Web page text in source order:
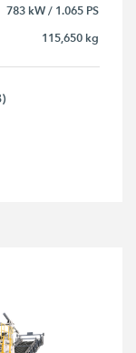
783 kW / 1.065 PS
115,650 kg